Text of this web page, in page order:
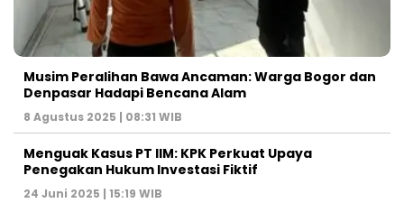
Musim Peralihan Bawa Ancaman: Warga Bogor dan
Denpasar Hadapi Bencana Alam
8 Agustus 2025 | 08:31 WIB
Menguak Kasus PT IIM: KPK Perkuat Upaya
Penegakan Hukum Investasi Fiktif
24 Juni 2025 | 15:19 WIB